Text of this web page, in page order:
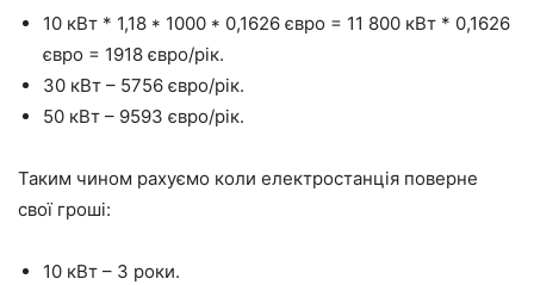
10 кВт * 1,18 * 1000 * 0,1626 євро = 11 800 кВт * 0,1626
євро = 1918 євро/рік.
30 кВт – 5756 євро/рік.
50 кВт – 9593 євро/рік.
Таким чином рахуємо коли електростанція поверне
свої гроші:
10 кВт – 3 роки.